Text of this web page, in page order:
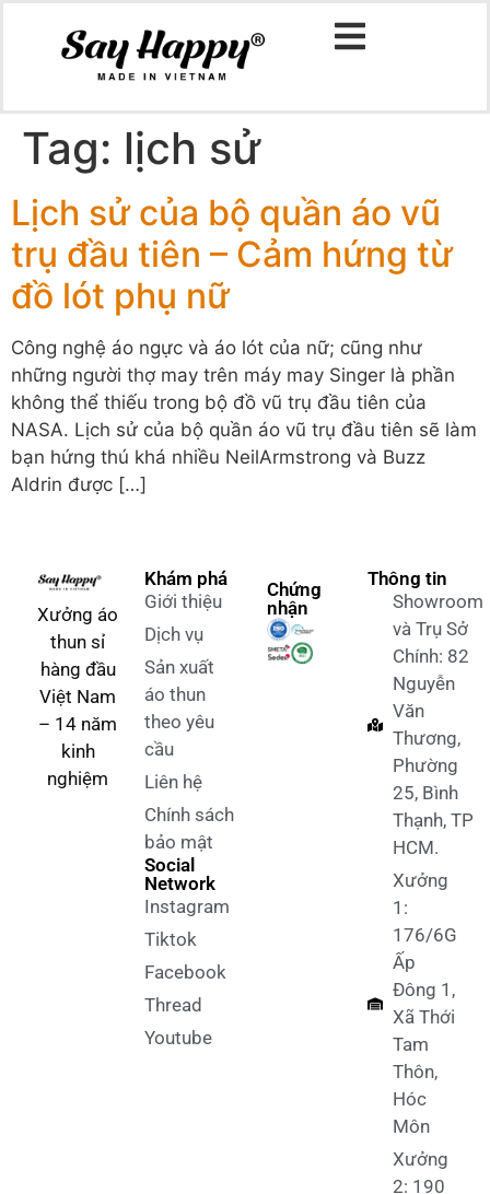
Tag: lịch sử
Lịch sử của bộ quần áo vũ
trụ đầu tiên – Cảm hứng từ
đồ lót phụ nữ
Công nghệ áo ngực và áo lót của nữ; cũng như
những người thợ may trên máy may Singer là phần
không thể thiếu trong bộ đồ vũ trụ đầu tiên của
NASA. Lịch sử của bộ quần áo vũ trụ đầu tiên sẽ làm
bạn hứng thú khá nhiều NeilArmstrong và Buzz
Aldrin được […]
Xưởng áo
thun sỉ
hàng đầu
Việt Nam
– 14 năm
kinh
nghiệm
Khám phá
Giới thiệu
Dịch vụ
Sản xuất
áo thun
theo yêu
cầu
Liên hệ
Chính sách
bảo mật
Social
Network
Instagram
Tiktok
Facebook
Thread
Youtube
Chứng
nhận
Thông tin
Showroom
và Trụ Sở
Chính: 82
Nguyễn
Văn
Thương,
Phường
25, Bình
Thạnh, TP
HCM.
Xưởng
1:
176/6G
Ấp
Đông 1,
Xã Thới
Tam
Thôn,
Hóc
Môn
Xưởng
2: 190